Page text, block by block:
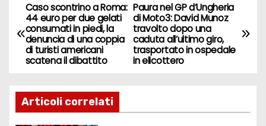
N
a
v
i
g
Paura nel GP d’Ungheria
di Moto3: David Munoz
travolto dopo una
caduta all’ultimo giro,
trasportato in ospedale
in elicottero
Caso scontrino a Roma:
44 euro per due gelati
consumati in piedi, la
denuncia di una coppia
di turisti americani
scatena il dibattito
Articoli correlati